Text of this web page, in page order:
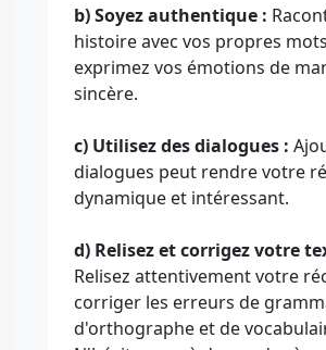
b) Soyez authentique :
histoire avec vos propres
exprimez vos émotions de
sincère.
c) Utilisez des dialogues :
dialogues peut rendre votre
dynamique et intéressant.
d) Relisez et corrigez votre
Relisez attentivement votre
corriger les erreurs de
d'orthographe et de